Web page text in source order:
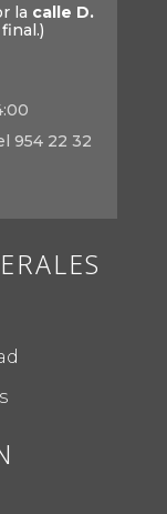
la calle D.
954 22 32